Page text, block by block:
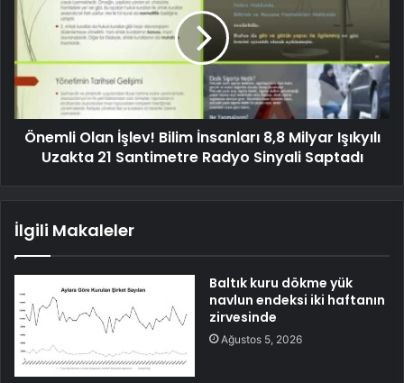
Önemli Olan İşlev! Bilim İnsanları 8,8 Milyar Işıkyılı
Uzakta 21 Santimetre Radyo Sinyali Saptadı
İlgili Makaleler
Baltık kuru dökme yük
navlun endeksi iki haftanın
zirvesinde
Ağustos 5, 2026